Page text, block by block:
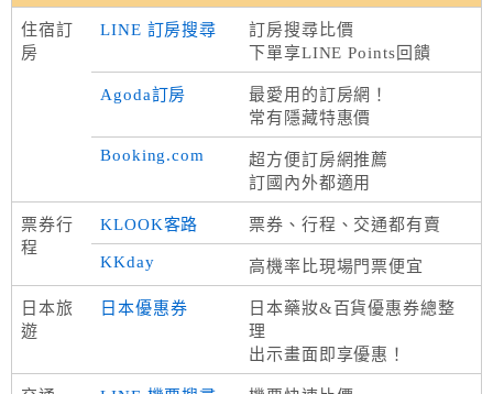
住宿訂
房
LINE 訂房搜尋
訂房搜尋比價
下單享LINE Points回饋
Agoda訂房
最愛用的訂房網！
常有隱藏特惠價
Booking.com
超方便訂房網推薦
訂國內外都適用
票券行
程
KLOOK客路 票券、行程、交通都有賣
KKday 高機率比現場門票便宜
日本旅
遊
日本優惠券
日本藥妝&百貨優惠券總整
理
出示畫面即享優惠！